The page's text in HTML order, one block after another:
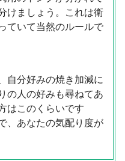
けましょう。これは衛
ていて当然のルールで
自分好みの焼き加減に
の人の好みも尋ねてあ
はこのくらいです
、あなたの気配り度が